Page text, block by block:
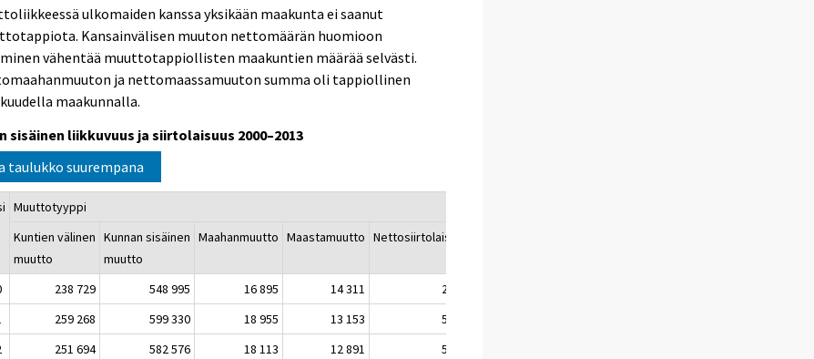
ulkomaiden kanssa yksikään maakunta ei saanut
Kansainvälisen muuton nettomäärän huomioon
vähentää muuttotappiollisten maakuntien määrää selvästi.
ja nettomaassamuuton summa oli tappiollinen
maakunnalla.
sisäinen liikkuvuus ja siirtolaisuus 2000–2013
taulukko suurempana
Muuttotyyppi
Kuntien välinen
muutto
Kunnan sisäinen
muutto
Maahanmuutto Maastamuutto Nettosiirtolaisuus
238 729 548 995 16 895 14 311
2 584
259 268 599 330 18 955 13 153
5 802
251 694 582 576 18 113 12 891
5 222